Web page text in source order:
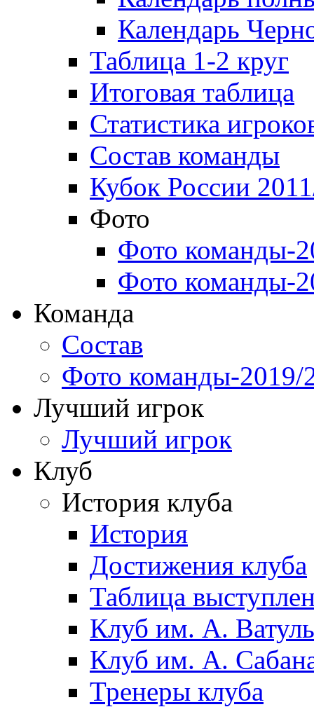
Календарь
Таблица 1-2 круг
Итоговая таблица
Статистика
Состав команды
Кубок России
Фото
Фото команды-
Фото команды-
Команда
Состав
Фото команды-2019/
Лучший игрок
Лучший игрок
Клуб
История клуба
История
Достижения клуба
Таблица
Клуб им. А.
Клуб им. А.
Тренеры клуба